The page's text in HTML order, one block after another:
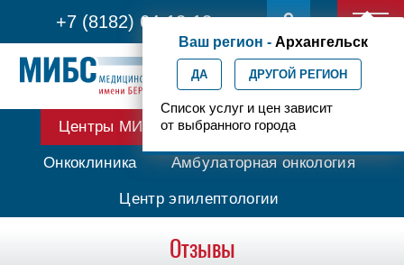
+7 (8182) 64-12-13
Ваш регион - Архангельск
ДА ДРУГОЙ РЕГИОН
Список услуг и цен зависит
от выбранного города
Центры МИБС Протонная терапия
Онкоклиника Амбулаторная онкология
Центр эпилептологии
Отзывы